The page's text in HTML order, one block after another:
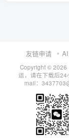
友链申请
Copyright © 2026
运，请在下载后
mail：